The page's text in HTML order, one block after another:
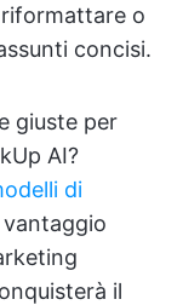
o
concisi.
giuste per
AI?
di
il